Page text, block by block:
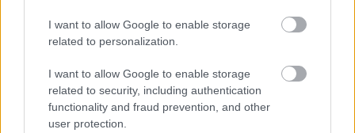
I want to allow Google to enable storage
related to personalization.
I want to allow Google to enable storage
related to security, including authentication
functionality and fraud prevention, and other
user protection.
spa
kagańcowy